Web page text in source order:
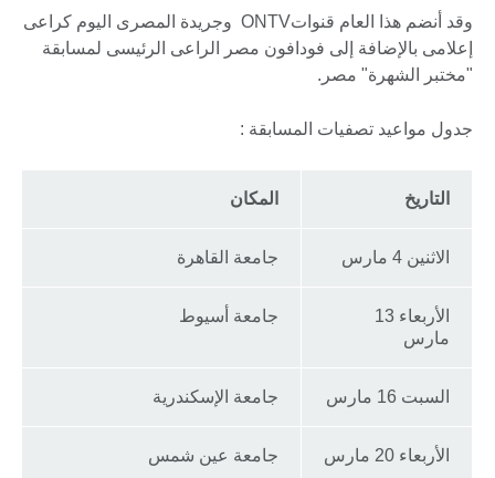
وقد أنضم هذا العام قنواتONTV وجريدة المصرى اليوم كراعى
إعلامى بالإضافة إلى فودافون مصر الراعى الرئيسى لمسابقة
"مختبر الشهرة" مصر.
جدول مواعيد تصفيات المسابقة :
التاريخ المكان
الاثنين 4 مارس جامعة القاهرة
الأربعاء 13
مارس
جامعة أسيوط
السبت 16 مارس جامعة الإسكندرية
الأربعاء 20 مارس جامعة عين شمس